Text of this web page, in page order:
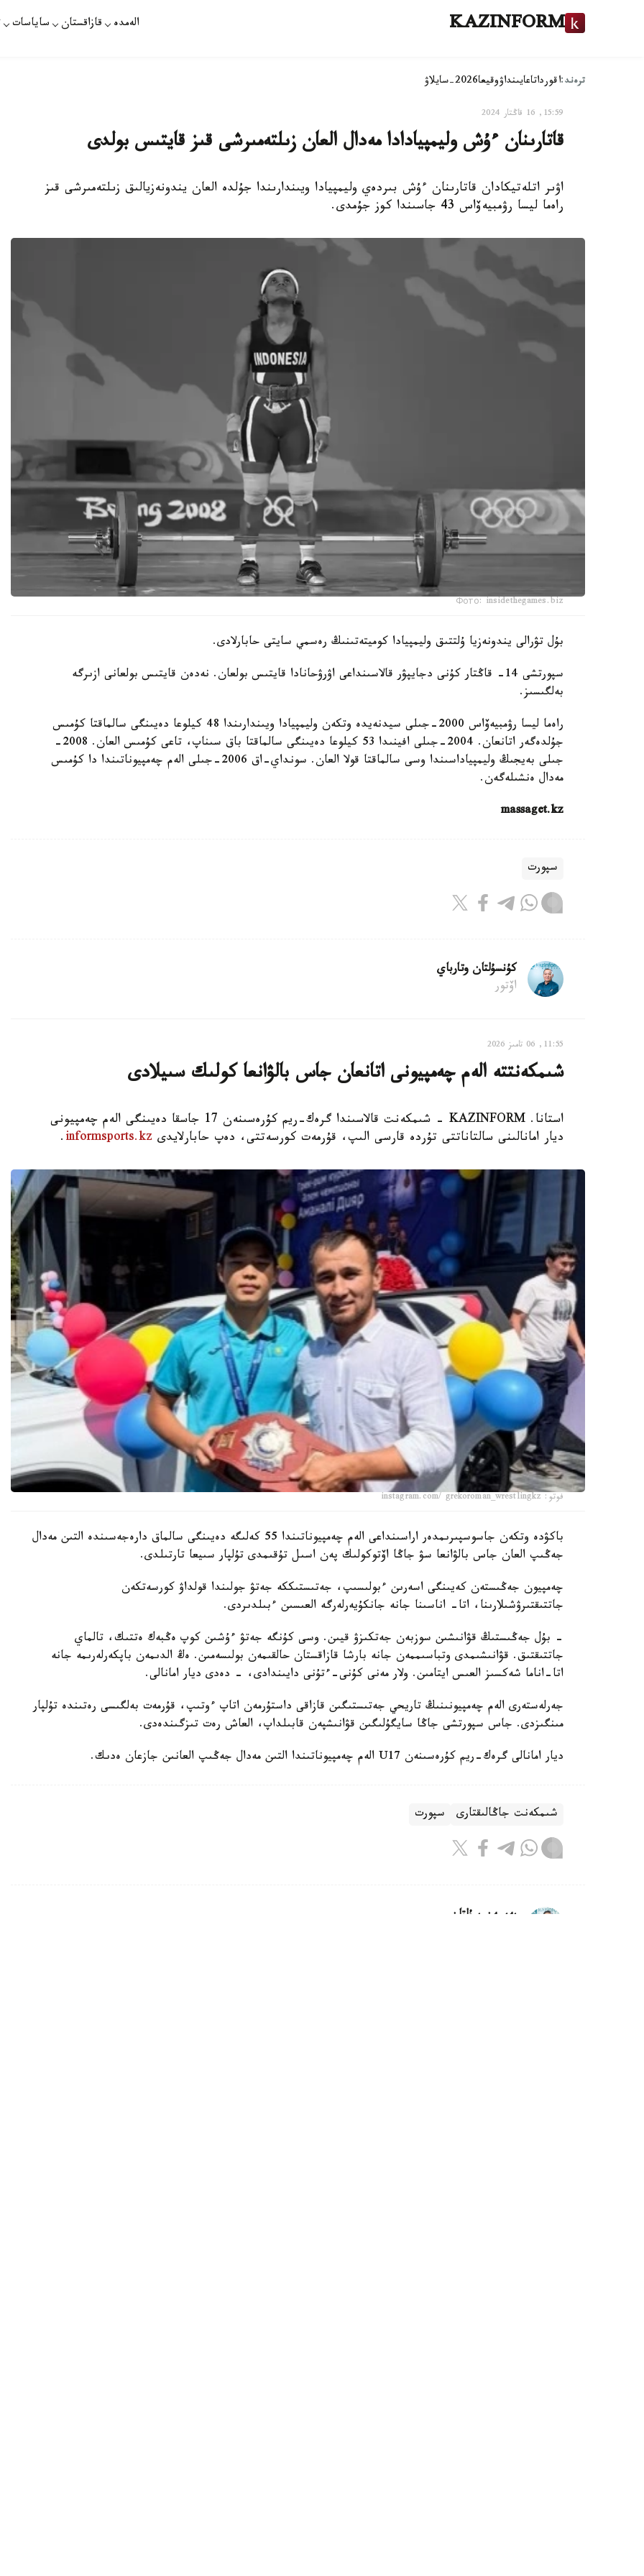
KAZINFORM الەمدە قازاقستان ساياسات
ترەند:اقورداتاعايىنداۋوقيعا2026-سايلاۋ
15:59, 16 قاڭتار 2024
قاتارىنان ءۇش وليمپيادادا مەدال العان زىلتەمىرشى قىز قايتىس بولدى
اۋىر اتلەتيكادان قاتارىنان ءۇش بىردەي وليمپيادا ويىندارىندا جۇلدە العان يندونەزيالىق زىلتەمىرشى قىز
راەما ليسا رۋمبيەۆاس 43 جاسىندا كوز جۇمدى.
Фото: insidethegames.biz
بۇل تۋرالى يندونەزيا ۇلتتىق وليمپيادا كوميتەتىنىڭ رەسمي سايتى حابارلادى.
سپورتشى 14- قاڭتار كۇنى دجايپۋر قالاسىنداعى اۋرۋحانادا قايتىس بولعان. نەدەن قايتىس بولعانى ازىرگە
بەلگىسىز.
راەما ليسا رۋمبيەۆاس 2000-جىلى سيدنەيدە وتكەن وليمپيادا ويىندارىندا 48 كيلوعا دەيىنگى سالماقتا كۇمىس
جۇلدەگەر اتانعان. 2004-جىلى افينىدا 53 كيلوعا دەيىنگى سالماقتا باق سىناپ، تاعى كۇمىس العان. 2008-
جىلى بەيجىڭ وليمپياداسىندا وسى سالماقتا قولا العان. سونداي-اق 2006-جىلى الەم چەمپيوناتىندا دا كۇمىس
مەدال ەنشىلەگەن.
massaget.kz
سپورت
كۇنسۇلتان وتارباي
اۆتور
11:55, 06 تامىز 2026
شىمكەنتتە الەم چەمپيونى اتانعان جاس بالۋانعا كولىك سىيلادى
استانا. KAZINFORM - شىمكەنت قالاسىندا گرەك-ريم كۇرەسىنەن 17 جاسقا دەيىنگى الەم چەمپيونى
ديار امانالىنى سالتاناتتى تۇردە قارسى الىپ، قۇرمەت كورسەتتى، دەپ حابارلايدى informsports.kz
.
فوتو: instagram.com/ grekoroman_wrestlingkz
باكۋدە وتكەن جاسوسپىرىمدەر اراسىنداعى الەم چەمپيوناتىندا 55 كەلىگە دەيىنگى سالماق دارەجەسىندە التىن مەدال
جەڭىپ العان جاس بالۋانعا سۋ جاڭا اۆتوكولىك پەن اسىل تۇقىمدى تۇلپار سىيعا تارتىلدى.
چەمپيون جەڭىستەن كەيىنگى اسەرىن ءبولىسىپ، جەتىستىككە جەتۋ جولىندا قولداۋ كورسەتكەن
جاتتىقتىرۋشىلارىنا، اتا- اناسىنا جانە جانكۇيەرلەرگە العىسىن ءبىلدىردى.
- بۇل جەڭىستىڭ قۋانىشىن سوزبەن جەتكىزۋ قيىن. وسى كۇنگە جەتۋ ءۇشىن كوپ ەڭبەك ەتتىك، تالماي
جاتتىقتىق. قۋانىشىمدى وتباسىممەن جانە بارشا قازاقستان حالقىمەن بولىسەمىن. ەڭ الدىمەن باپكەرلەرىمە جانە
اتا-اناما شەكسىز العىس ايتامىن. ولار مەنى كۇنى-ءتۇنى دايىندادى، - دەدى ديار امانالى.
جەرلەستەرى الەم چەمپيونىنىڭ تاريحي جەتىستىگىن قازاقى داستۇرمەن اتاپ ءوتىپ، قۇرمەت بەلگىسى رەتىندە تۇلپار
مىنگىزدى. جاس سپورتشى جاڭا سايگۇلىگىن قۋانىشپەن قابىلداپ، العاش رەت تىزگىندەدى.
ديار امانالى گرەك-ريم كۇرەسىنەن U17 الەم چەمپيوناتىندا التىن مەدال جەڭىپ العانىن جازعان ەدىك.
شىمكەنت جاڭالىقتارى سپورت
بەيسەن سۇلتان